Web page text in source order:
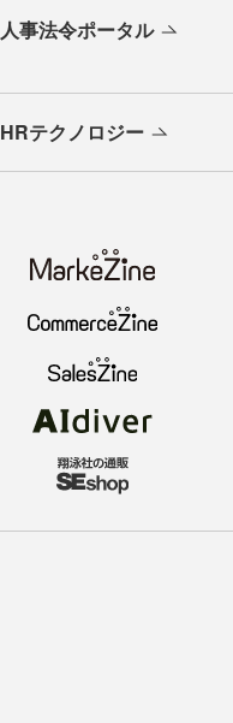
人事法令ポータル
HRテクノロジー